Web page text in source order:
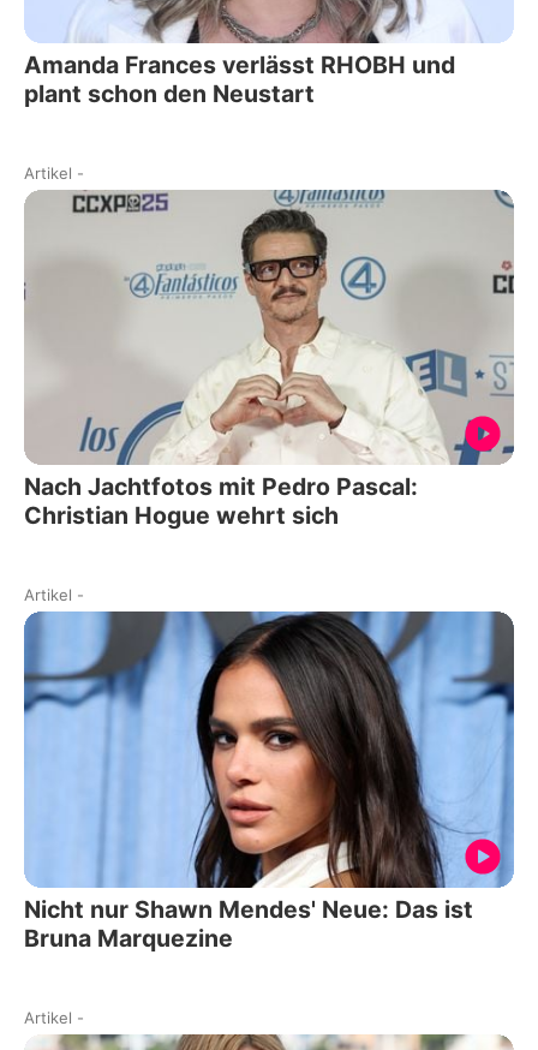
Amanda Frances verlässt RHOBH und
plant schon den Neustart
Artikel -
Nach Jachtfotos mit Pedro Pascal:
Christian Hogue wehrt sich
Artikel -
Nicht nur Shawn Mendes' Neue: Das ist
Bruna Marquezine
Artikel -